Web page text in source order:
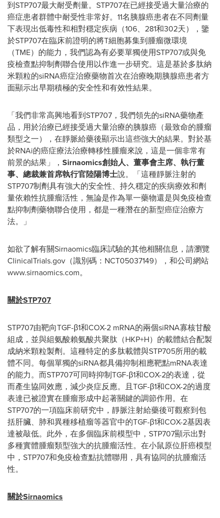
到STP707最大耐受劑量。STP707在已經接受過大量治療的
癌症患者群體中耐受性非常好。11名胰腺癌患者在不同劑量
下表現出低毒性和相對穩定疾病（106、281和302天），鑒
於STP707在臨床前證明的將T細胞募集到腫瘤微環境
（TME）的能力，我們認為有必要單獨使用STP707或與免
疫檢查點抑制劑聯合使用以作進一步研究。這是基於多肽納
米顆粒的siRNA癌症治療藥物首次在治療晚期胰腺癌患者方
面顯示出早期積極的安全性和有效性結果。
「我們非常高興地看到STP707，我們領先的siRNA藥物產
品，用於治療已經接受過大量治療的胰腺癌（最致命的腫瘤
類型之一），在靜脈給藥後顯示出這些強大的結果。對於基
於RNAi的癌症療法治療轉移性腫瘤來說，這是一個非常有
前景的結果」， Sirnaomics創始人、董事會主席、執行董
事、總裁兼首席執行官陸陽博士說。「這種靜脈注射的
STP707制劑具有強大的安全性、持久穩定的疾病療效和劑
量依賴性抗腫瘤活性，無論是作為單一藥物還是與免疫檢查
點抑制劑藥物聯合使用，都是一種潛在的新型癌症治療方
法。」
如欲了解有關Sirnaomics臨床試驗的其他相關信息，請瀏覽
ClinicalTrials.gov（識別碼：NCT05037149），和公司網站
www.sirnaomics.com。
關於STP707
STP707由靶向TGF-β1和COX-2 mRNA的兩個siRNA寡核甘酸
組成，並與組氨酸賴氨酸共聚肽（HKP+H）的載體結合配製
成納米顆粒製劑。這種特定的多肽載體與STP705所用的載
體不同。每個單獨的siRNA都具備抑制相應靶點mRNA表達
的能力。而STP707可同時抑制TGF-β1和COX-2的表達，從
而產生協同效應，減少炎症反應。且TGF-β1和COX-2的過度
表達已被證實在腫瘤形成中起著關鍵的調節作用。在
STP707的一項臨床前研究中，靜脈注射給藥後可觀察到包
括肝臟、肺和異種移植瘤等器官中的TGF-β1和COX-2基因表
達被敲低。此外，在多個臨床前模型中，STP707顯示出對
多種實體腫瘤類型強大的抗腫瘤活性。在小鼠原位肝癌模型
中，STP707和免疫檢查點抗體聯用，具有協同的抗腫瘤活
性。
關於Sirnaomics